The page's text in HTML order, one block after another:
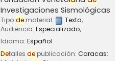
Investigaciones Sismológicas
Tipo dematerial: Texto;
Audiencia: Especializado;
Idioma: Español
Detalles depublicación: Caracas: